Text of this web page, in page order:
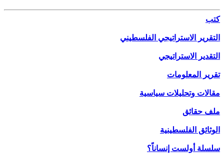
كتب
التقرير الاستراتيجي الفلسطيني
التقدير الاستراتيجي
تقرير المعلومات
مقالات وتحليلات سياسية
ملف حقائق
الوثائق الفلسطينية
سلسلة أولست إنساناً؟